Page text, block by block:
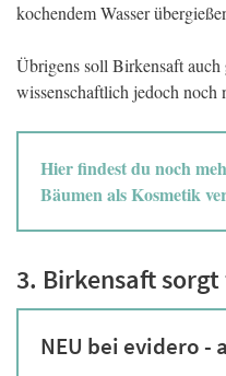
kochendem Wasser
Übrigens soll Birkensaft auch
wissenschaftlich jedoch noch
Hier findest du noch
Bäumen als Kosmetik
3. Birkensaft
NEU bei evidero -